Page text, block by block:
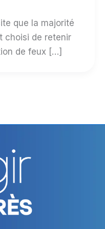
que la majorité
choisi de retenir
de feux […]